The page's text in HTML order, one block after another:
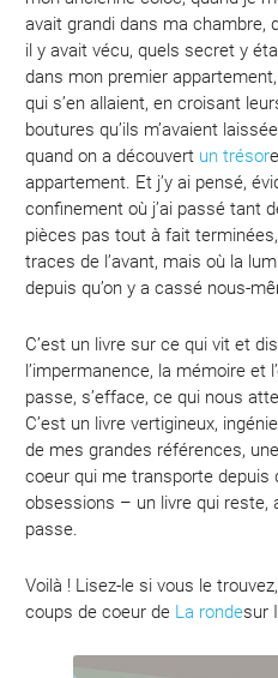
avait grandi dans ma chambre,
il y avait vécu, quels secret y
dans mon premier
qui s’en allaient, en croisant
boutures qu’ils m’avaient
quand on a découvert un trésor
appartement. Et j’y ai pensé,
confinement où j’ai passé tant
pièces pas tout à fait
traces de l’avant, mais où la
depuis qu’on y a cassé nous-
C’est un livre sur ce qui vit et
l’impermanence, la mémoire et
passe, s’efface, ce qui nous
C’est un livre vertigineux,
de mes grandes références,
coeur qui me transporte depuis
obsessions – un livre qui reste,
passe.
Voilà ! Lisez-le si vous le
coups de coeur de La rondesur